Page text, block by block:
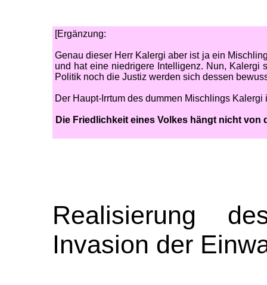
[Ergänzung:
Genau dieser Herr Kalergi aber ist ja ein
und hat eine niedrigere Intelligenz. Nun, Kalergi
Politik noch die Justiz werden sich dessen
Der Haupt-Irrtum des dummen Mischlings Kalergi
Die Friedlichkeit eines Volkes hängt nicht von
Realisierung
Invasion der